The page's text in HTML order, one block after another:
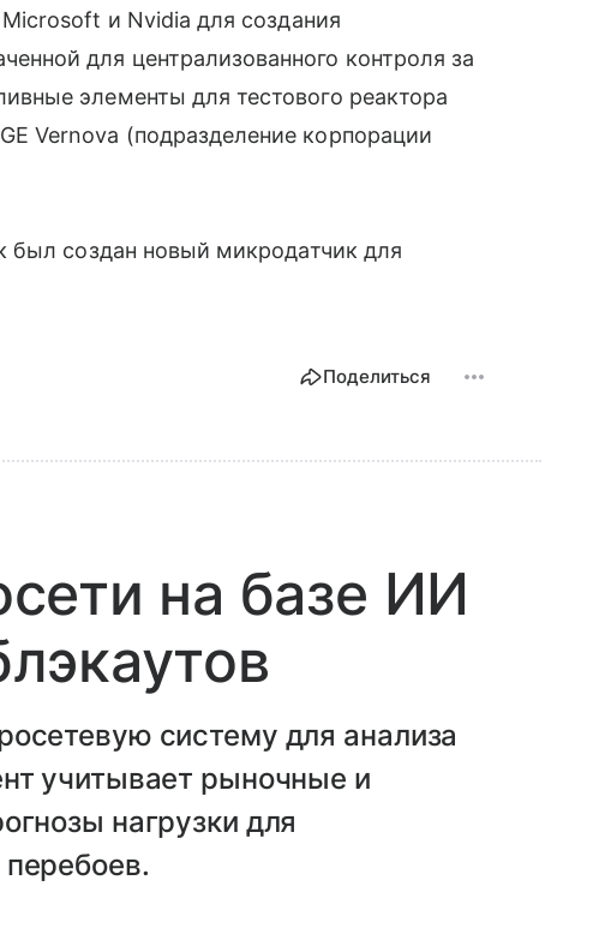
и Nvidia для создания
для централизованного контроля за
элементы для тестового реактора
Vernova (подразделение корпорации
был создан новый микродатчик для
Поделиться
на базе ИИ
систему для анализа
учитывает рыночные и
нагрузки для